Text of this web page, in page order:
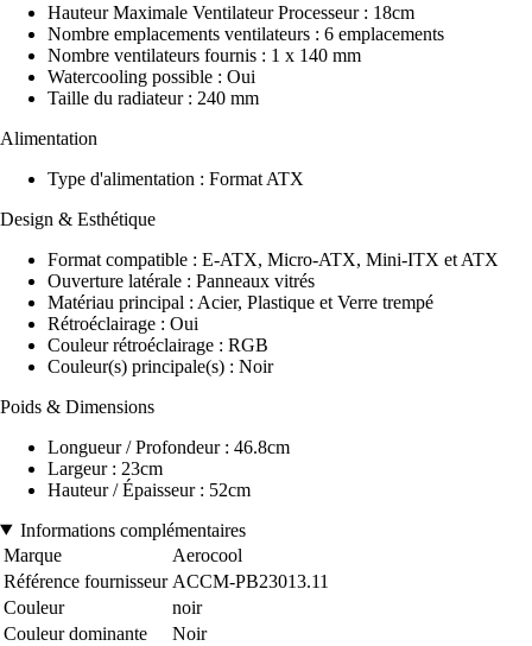
Hauteur Maximale Ventilateur Processeur : 18cm
Nombre emplacements ventilateurs : 6 emplacements
Nombre ventilateurs fournis : 1 x 140 mm
Watercooling possible : Oui
Taille du radiateur : 240 mm
Alimentation
Type d'alimentation : Format ATX
Design & Esthétique
Format compatible : E-ATX, Micro-ATX, Mini-ITX et ATX
Ouverture latérale : Panneaux vitrés
Matériau principal : Acier, Plastique et Verre trempé
Rétroéclairage : Oui
Couleur rétroéclairage : RGB
Couleur(s) principale(s) : Noir
Poids & Dimensions
Longueur / Profondeur : 46.8cm
Largeur : 23cm
Hauteur / Épaisseur : 52cm
Informations complémentaires
Marque
Aerocool
Référence fournisseur ACCM-PB23013.11
Couleur
noir
Couleur dominante
Noir